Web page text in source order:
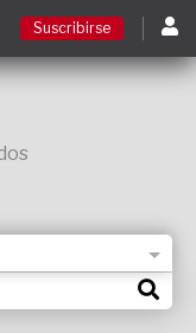
Suscribirse